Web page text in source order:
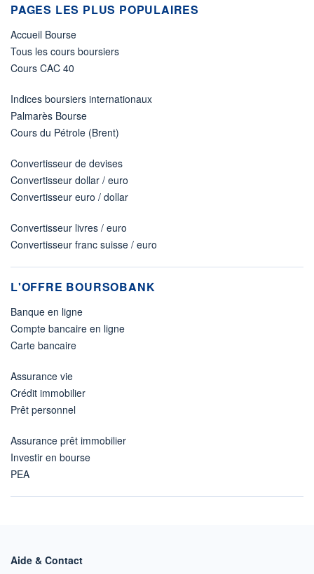
PAGES LES PLUS POPULAIRES
Accueil Bourse
Tous les cours boursiers
Cours CAC 40
Indices boursiers internationaux
Palmarès Bourse
Cours du Pétrole (Brent)
Convertisseur de devises
Convertisseur dollar / euro
Convertisseur euro / dollar
Convertisseur livres / euro
Convertisseur franc suisse / euro
L'OFFRE BOURSOBANK
Banque en ligne
Compte bancaire en ligne
Carte bancaire
Assurance vie
Crédit immobilier
Prêt personnel
Assurance prêt immobilier
Investir en bourse
PEA
Aide & Contact